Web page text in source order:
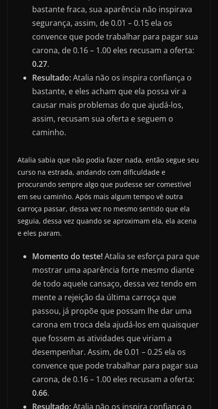
bastante fraca, sua aparência não inspirava
segurança, assim, de 0.01 – 0.15 ela os
convence que pode trabalhar para pagar sua
carona, de 0.16 – 1.00 eles recusam a oferta:
0.27.
Resultado:Atalia não os inspira confiança o
bastante, e eles acham que ela possa vir a
causar mais problemas do que ajudá-los,
assim, recusam sua oferta e seguem o
caminho.
Atalia sabia que não podia fazer nada, então segue seu
curso na estrada, andando com dificuldade e
procurando sempre algo que pudesse ser comestível
em seu caminho. Após mais algum tempo vê outra
carroça passar, dessa vez no mesmo sentido que ela
seguia, dessa vez quando se aproximam ela, ela acena
e eles param.
Momento do teste!Atalia se esforça para que
mostrar uma aparência forte mesmo diante
de todo aquele cansaço, dessa vez tendo em
mente a rejeição da última carroça que
passou, já propõe que possam lhe dar uma
carona em troca dela ajudá-los em quaisquer
que fossem as atividades que viriam a
desempenhar. Assim, de 0.01 – 0.25 ela os
convence que pode trabalhar para pagar sua
carona, de 0.16 – 1.00 eles recusam a oferta:
0.66.
Resultado:Atalia não os inspira confiança o